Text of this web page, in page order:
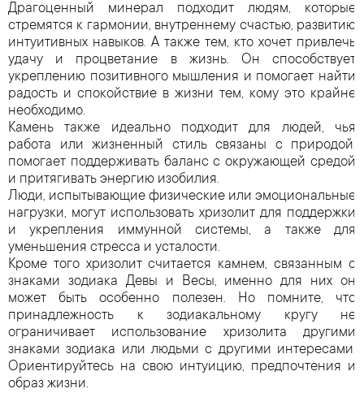
Драгоценный минерал подходит людям, которые
стремятся к гармонии, внутреннему счастью, развитию
интуитивных навыков. А также тем, кто хочет привлечь
удачу и процветание в жизнь. Он способствует
укреплению позитивного мышления и помогает найти
радость и спокойствие в жизни тем, кому это крайне
необходимо.
Камень также идеально подходит для людей, чья
работа или жизненный стиль связаны с природой:
помогает поддерживать баланс с окружающей средой
и притягивать энергию изобилия.
Люди, испытывающие физические или эмоциональные
нагрузки, могут использовать хризолит для поддержки
и укрепления иммунной системы, а также для
уменьшения стресса и усталости.
Кроме того хризолит считается камнем, связанным с
знаками зодиака Девы и Весы, именно для них он
может быть особенно полезен. Но помните, что
принадлежность к зодиакальному кругу не
ограничивает использование хризолита другими
знаками зодиака или людьми с другими интересами.
Ориентируйтесь на свою интуицию, предпочтения и
образ жизни.